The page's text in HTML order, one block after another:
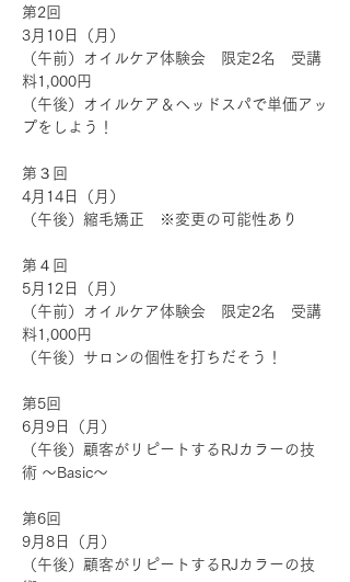
第2回
3月10日（月）
（午前）オイルケア体験会　限定2名　受講
料1,000円
（午後）オイルケア＆ヘッドスパで単価アッ
プをしよう！
第３回
4月14日（月）
（午後）縮毛矯正　※変更の可能性あり
第４回
5月12日（月）
（午前）オイルケア体験会　限定2名　受講
料1,000円
（午後）サロンの個性を打ちだそう！
第5回
6月9日（月）
（午後）顧客がリピートするRJカラーの技
術 ～Basic～
第6回
9月8日（月）
（午後）顧客がリピートするRJカラーの技